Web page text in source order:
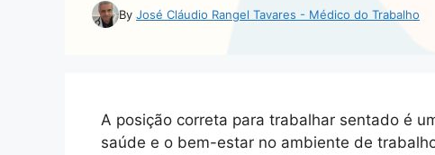
By José Cláudio Rangel Tavares - Médico do Trabalho
A posição correta para trabalhar sentado é
saúde e o bem-estar no ambiente de